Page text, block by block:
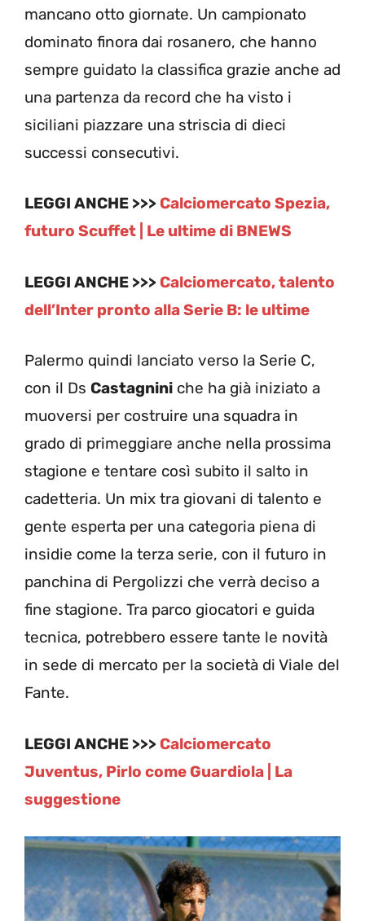
mancano otto giornate. Un campionato
dominato finora dai rosanero, che hanno
sempre guidato la classifica grazie anche ad
una partenza da record che ha visto i
siciliani piazzare una striscia di dieci
successi consecutivi.
LEGGI ANCHE >>> Calciomercato Spezia,
futuro Scuffet | Le ultime di BNEWS
LEGGI ANCHE >>> Calciomercato, talento
dell’Inter pronto alla Serie B: le ultime
Palermo quindi lanciato verso la Serie C,
con il Ds Castagnini che ha già iniziato a
muoversi per costruire una squadra in
grado di primeggiare anche nella prossima
stagione e tentare così subito il salto in
cadetteria. Un mix tra giovani di talento e
gente esperta per una categoria piena di
insidie come la terza serie, con il futuro in
panchina di Pergolizzi che verrà deciso a
fine stagione. Tra parco giocatori e guida
tecnica, potrebbero essere tante le novità
in sede di mercato per la società di Viale del
Fante.
LEGGI ANCHE >>> Calciomercato
Juventus, Pirlo come Guardiola | La
suggestione